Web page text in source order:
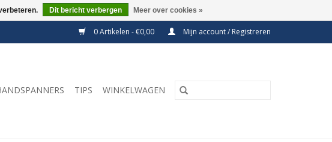
0 Artikelen - €0,00 Mijn account / Registreren
TIPS WINKELWAGEN
Dit bericht verbergen Meer over cookies »